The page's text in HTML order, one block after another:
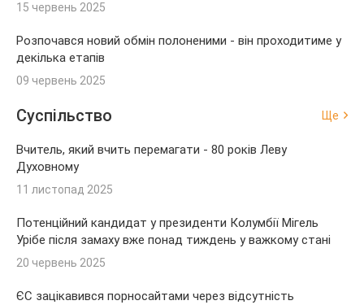
15 червень 2025
Розпочався новий обмін полоненими - він проходитиме у
декілька етапів
09 червень 2025
Суспільство Ще
Вчитель, який вчить перемагати - 80 років Леву
Духовному
11 листопад 2025
Потенційний кандидат у президенти Колумбії Мігель
Урібе після замаху вже понад тиждень у важкому стані
20 червень 2025
ЄС зацікавився порносайтами через відсутність